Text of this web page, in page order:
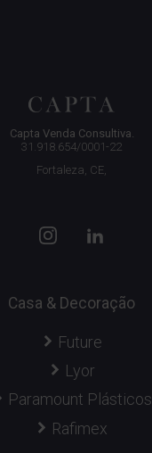
Capta Venda Consultiva.
31.918.654/0001-22
Fortaleza, CE,
Casa & Decoração
Future
Lyor
Paramount Plásticos
Rafimex